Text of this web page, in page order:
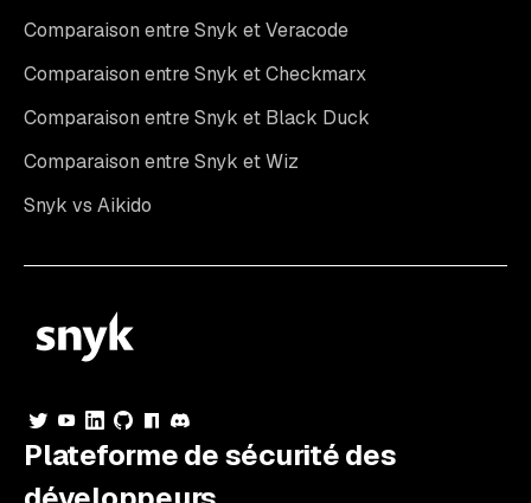
Comparaison entre Snyk et Veracode
Comparaison entre Snyk et Checkmarx
Comparaison entre Snyk et Black Duck
Comparaison entre Snyk et Wiz
Snyk vs Aikido
Plateforme de sécurité des